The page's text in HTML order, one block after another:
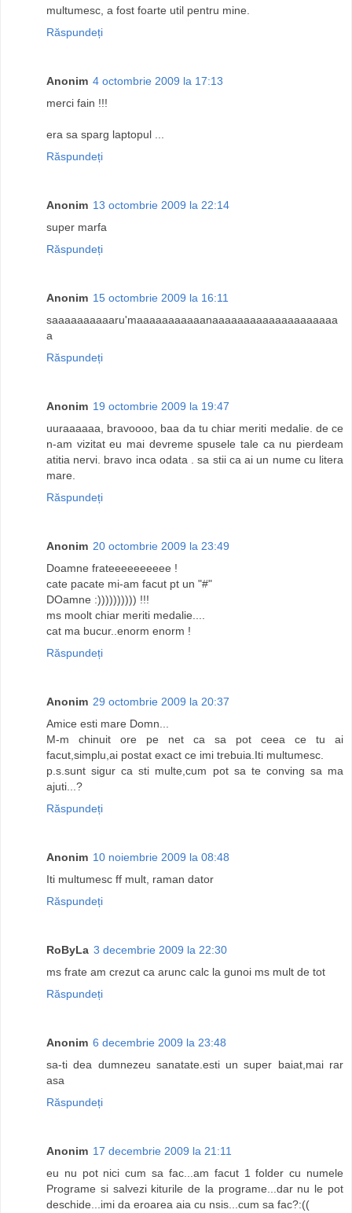
multumesc, a fost foarte util pentru mine.
Răspundeți
Anonim 4 octombrie 2009 la 17:13
merci fain !!!
era sa sparg laptopul ...
Răspundeți
Anonim 13 octombrie 2009 la 22:14
super marfa
Răspundeți
Anonim 15 octombrie 2009 la 16:11
saaaaaaaaaaru'maaaaaaaaaaanaaaaaaaaaaaaaaaaaaaa
a
Răspundeți
Anonim 19 octombrie 2009 la 19:47
uuraaaaaa, bravoooo, baa da tu chiar meriti medalie. de ce
n-am vizitat eu mai devreme spusele tale ca nu pierdeam
atitia nervi. bravo inca odata . sa stii ca ai un nume cu litera
mare.
Răspundeți
Anonim 20 octombrie 2009 la 23:49
Doamne frateeeeeeeeee !
cate pacate mi-am facut pt un "#"
DOamne :)))))))))) !!!
ms moolt chiar meriti medalie....
cat ma bucur..enorm enorm !
Răspundeți
Anonim 29 octombrie 2009 la 20:37
Amice esti mare Domn...
M-m chinuit ore pe net ca sa pot ceea ce tu ai
facut,simplu,ai postat exact ce imi trebuia.Iti multumesc.
p.s.sunt sigur ca sti multe,cum pot sa te conving sa ma
ajuti...?
Răspundeți
Anonim 10 noiembrie 2009 la 08:48
Iti multumesc ff mult, raman dator
Răspundeți
RoByLa 3 decembrie 2009 la 22:30
ms frate am crezut ca arunc calc la gunoi ms mult de tot
Răspundeți
Anonim 6 decembrie 2009 la 23:48
sa-ti dea dumnezeu sanatate.esti un super baiat,mai rar
asa
Răspundeți
Anonim 17 decembrie 2009 la 21:11
eu nu pot nici cum sa fac...am facut 1 folder cu numele
Programe si salvezi kiturile de la programe...dar nu le pot
deschide...imi da eroarea aia cu nsis...cum sa fac?:((